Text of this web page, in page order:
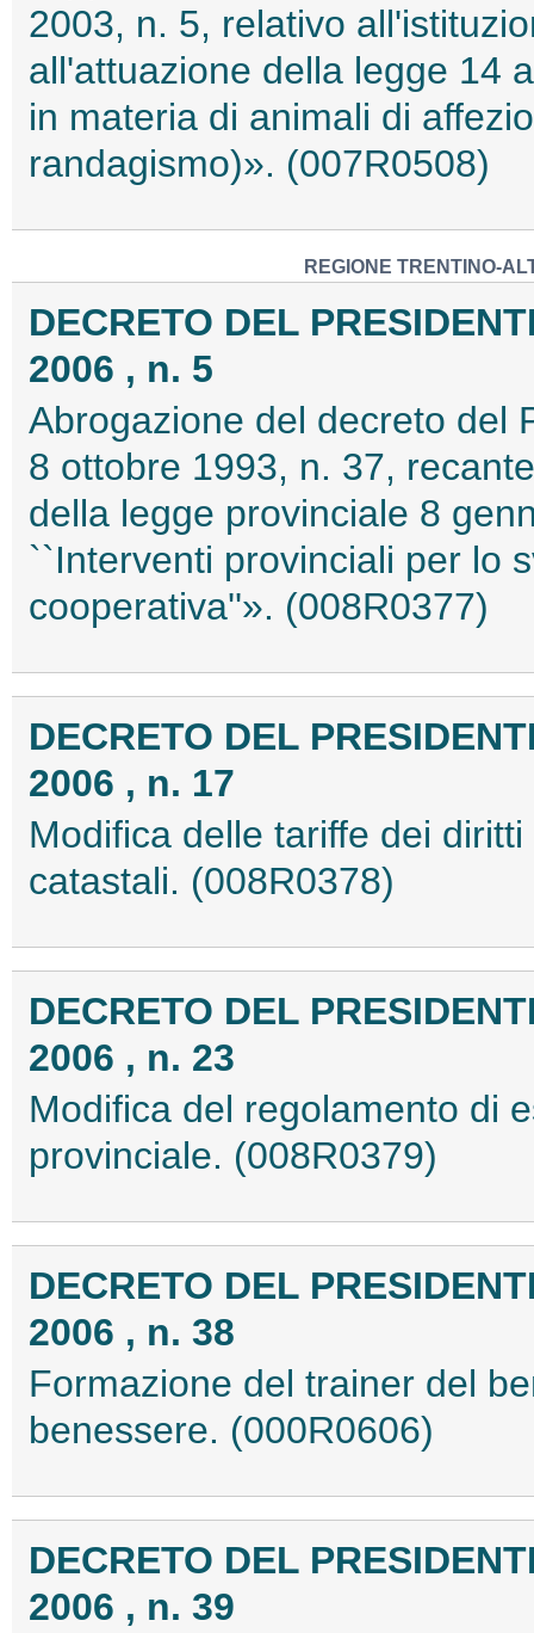
2003, n. 5, relativo
all'attuazione della legge 14
in materia di animali di
randagismo)». (007R0508)
REGIONE TRENTINO-
DECRETO DEL
2006 , n. 5
Abrogazione del decreto del
8 ottobre 1993, n. 37,
della legge provinciale 8
``Interventi provinciali per lo
cooperativa''». (008R0377)
DECRETO DEL
2006 , n. 17
Modifica delle tariffe dei
catastali. (008R0378)
DECRETO DEL
2006 , n. 23
Modifica del regolamento di
provinciale. (008R0379)
DECRETO DEL
2006 , n. 38
Formazione del trainer del
benessere. (000R0606)
DECRETO DEL
2006 , n. 39